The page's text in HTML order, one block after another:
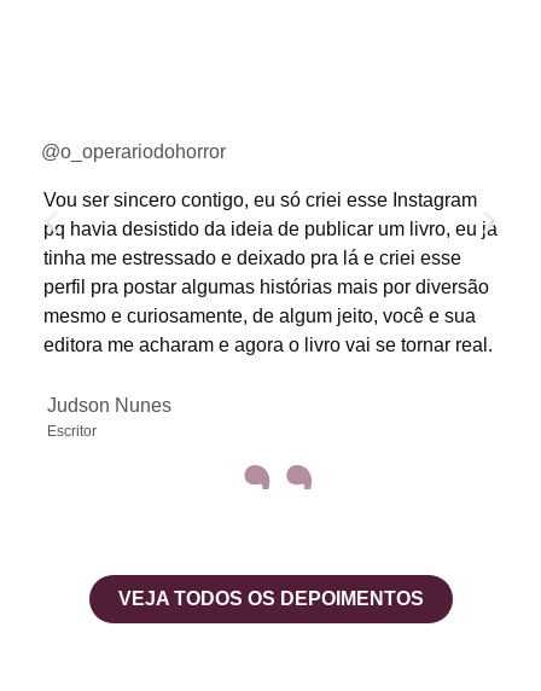
@o_operariodohorror
Vou ser sincero contigo, eu só criei esse Instagram
pq havia desistido da ideia de publicar um livro, eu já
tinha me estressado e deixado pra lá e criei esse
perfil pra postar algumas histórias mais por diversão
mesmo e curiosamente, de algum jeito, você e sua
editora me acharam e agora o livro vai se tornar real.
Judson Nunes
Escritor ”
VEJA TODOS OS DEPOIMENTOS